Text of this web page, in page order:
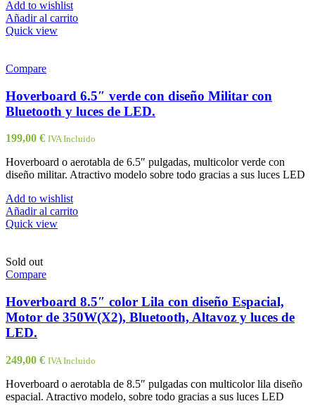
Add to wishlist
Añadir al carrito
Quick view
Compare
Hoverboard 6.5″ verde con diseño Militar con
Bluetooth y luces de LED.
199,00 € IVA Incluido
Hoverboard o aerotabla de 6.5″ pulgadas, multicolor verde con
diseño militar. Atractivo modelo sobre todo gracias a sus luces LED
Add to wishlist
Añadir al carrito
Quick view
Sold out
Compare
Hoverboard 8.5″ color Lila con diseño Espacial,
Motor de 350W(X2), Bluetooth, Altavoz y luces de
LED.
249,00 € IVA Incluido
Hoverboard o aerotabla de 8.5″ pulgadas con multicolor lila diseño
espacial. Atractivo modelo, sobre todo gracias a sus luces LED